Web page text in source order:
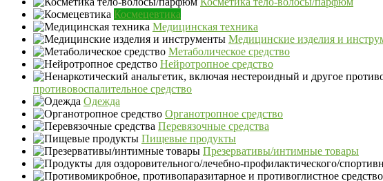
Космецевтика
Медицинская техника
Медицинские изделия и
Метаболическое средство
Нейротропное средство
противовоспалительное средство
Одежда
Органотропное средство
Перевязочные средства
Пищевые продукты
Презервативы/интимные товары